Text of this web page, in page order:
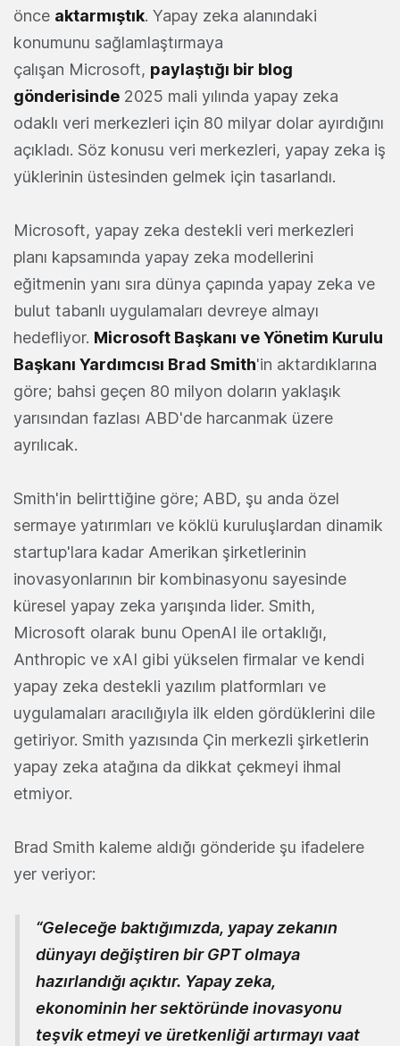
önce aktarmıştık. Yapay zeka alanındaki
konumunu sağlamlaştırmaya
çalışan Microsoft, paylaştığı bir blog
gönderisinde 2025 mali yılında yapay zeka
odaklı veri merkezleri için 80 milyar dolar ayırdığını
açıkladı. Söz konusu veri merkezleri, yapay zeka iş
yüklerinin üstesinden gelmek için tasarlandı.
Microsoft, yapay zeka destekli veri merkezleri
planı kapsamında yapay zeka modellerini
eğitmenin yanı sıra dünya çapında yapay zeka ve
bulut tabanlı uygulamaları devreye almayı
hedefliyor. Microsoft Başkanı ve Yönetim Kurulu
Başkanı Yardımcısı Brad Smith'in aktardıklarına
göre; bahsi geçen 80 milyon doların yaklaşık
yarısından fazlası ABD'de harcanmak üzere
ayrılıcak.
Smith'in belirttiğine göre; ABD, şu anda özel
sermaye yatırımları ve köklü kuruluşlardan dinamik
startup'lara kadar Amerikan şirketlerinin
inovasyonlarının bir kombinasyonu sayesinde
küresel yapay zeka yarışında lider. Smith,
Microsoft olarak bunu OpenAI ile ortaklığı,
Anthropic ve xAI gibi yükselen firmalar ve kendi
yapay zeka destekli yazılım platformları ve
uygulamaları aracılığıyla ilk elden gördüklerini dile
getiriyor. Smith yazısında Çin merkezli şirketlerin
yapay zeka atağına da dikkat çekmeyi ihmal
etmiyor.
Brad Smith kaleme aldığı gönderide şu ifadelere
yer veriyor:
“Geleceğe baktığımızda, yapay zekanın
dünyayı değiştiren bir GPT olmaya
hazırlandığı açıktır. Yapay zeka,
ekonominin her sektöründe inovasyonu
teşvik etmeyi ve üretkenliği artırmayı vaat